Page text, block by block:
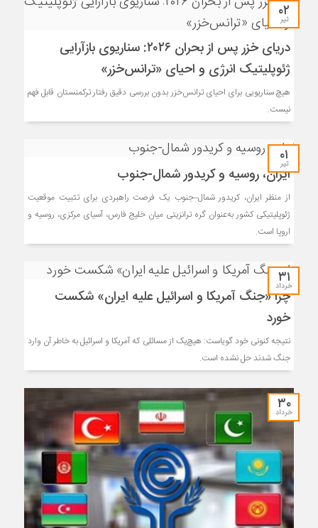
۰۲
تیر
دریای خزر پس از بحران ۲۰۲۶: سناریوی بازآرایی
ژئوپلیتیک انرژی و احیای «ترانس‌خزر»
هیچ سناریویی برای احیای ترانس‌خزر بدون بررسی دقیق رفتار ترکمنستان قابل فهم
نیست.
۰۱
تیر
ایران، روسیه و کریدور شمال-جنوب
از منظر ایران، کریدور شمال–جنوب یک فرصت راهبردی برای تثبیت موقعیت
ژئوپلیتیکی کشور به‌عنوان گره ترانزیتی میان خلیج فارس، آسیای مرکزی، روسیه و
اروپا است.
۳۱
خرداد
چرا «جنگ آمریکا و اسرائیل علیه ایران» شکست
خورد
نتیجه کنونی خود گویاست: هیچ‌یک از مسائلی که آمریکا و اسرائیل به خاطر آن وارد
جنگ شدند حل نشده است.
۳۰
خرداد